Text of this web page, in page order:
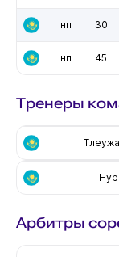
нп 30
нп 45
Тренеры
Арбитры